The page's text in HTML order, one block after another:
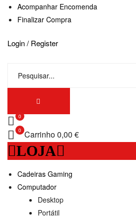
Acompanhar Encomenda
Finalizar Compra
Login / Register
0
0 Carrinho0,00 €
LOJA
Cadeiras Gaming
Computador
Desktop
Portátil